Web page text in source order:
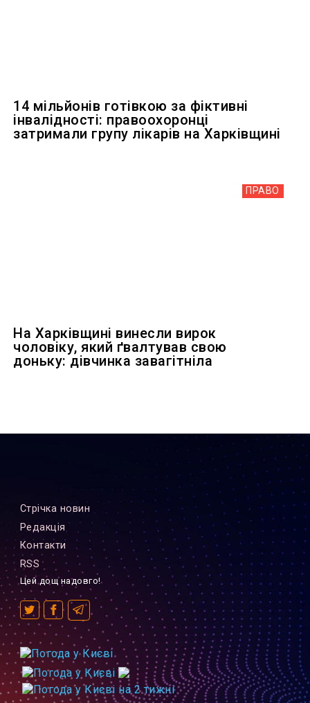
14 мільйонів готівкою за фіктивні
інвалідності: правоохоронці
затримали групу лікарів на Харківщині
ПРАВО
На Харківщині винесли вирок
чоловіку, який ґвалтував свою
доньку: дівчинка завагітніла
Стрiчка новин
Редакцiя
Контакти
RSS
Цей дощ надовго!